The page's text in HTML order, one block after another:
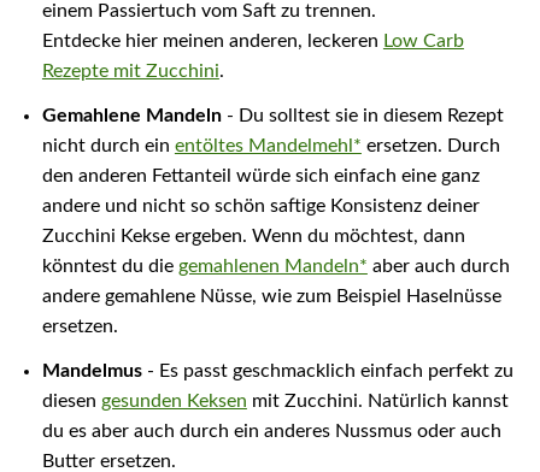
einem Passiertuch vom Saft zu trennen.
Entdecke hier meinen anderen, leckeren Low Carb
Rezepte mit Zucchini.
Gemahlene Mandeln- Du solltest sie in diesem Rezept
nicht durch ein entöltes Mandelmehl* ersetzen. Durch
den anderen Fettanteil würde sich einfach eine ganz
andere und nicht so schön saftige Konsistenz deiner
Zucchini Kekse ergeben. Wenn du möchtest, dann
könntest du die gemahlenen Mandeln* aber auch durch
andere gemahlene Nüsse, wie zum Beispiel Haselnüsse
ersetzen.
Mandelmus- Es passt geschmacklich einfach perfekt zu
diesen gesunden Keksen mit Zucchini. Natürlich kannst
du es aber auch durch ein anderes Nussmus oder auch
Butter ersetzen.